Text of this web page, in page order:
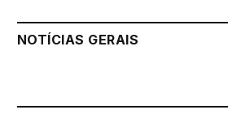
NOTÍCIAS GERAIS